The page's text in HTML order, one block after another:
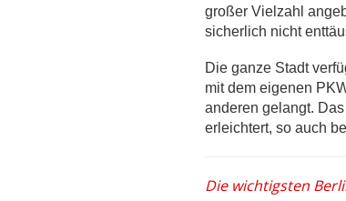
großer Vielzahl
sicherlich nicht
Die ganze Stadt
mit dem eigenen
anderen gelangt.
erleichtert, so auch
Die wichtigsten